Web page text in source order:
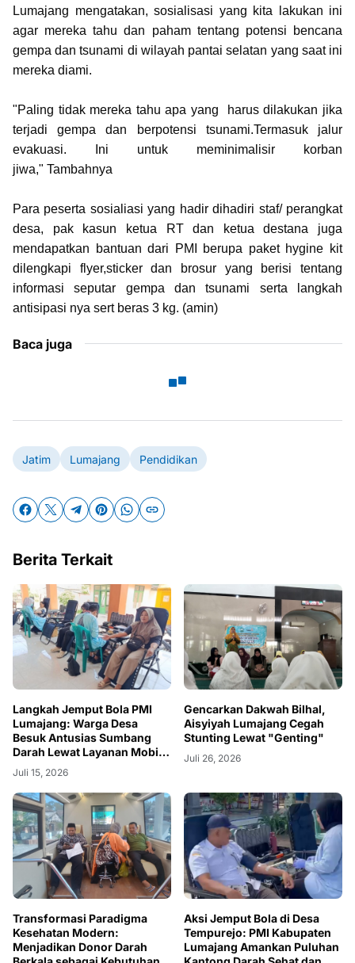
Lumajang mengatakan, sosialisasi yang kita lakukan ini
agar mereka tahu dan paham tentang potensi bencana
gempa dan tsunami di wilayah pantai selatan yang saat ini
mereka diami.
"Paling tidak mereka tahu apa yang harus dilakukan jika
terjadi gempa dan berpotensi tsunami.Termasuk jalur
evakuasi. Ini untuk meminimalisir korban
jiwa," Tambahnya
Para peserta sosialiasi yang hadir dihadiri staf/ perangkat
desa, pak kasun ketua RT dan ketua destana juga
mendapatkan bantuan dari PMI berupa paket hygine kit
dilengkapi flyer,sticker dan brosur yang berisi tentang
informasi seputar gempa dan tsunami serta langkah
antisipasi nya sert beras 3 kg. (amin)
Baca juga
Jatim Lumajang Pendidikan
Berita Terkait
Langkah Jemput Bola PMI
Lumajang: Warga Desa
Besuk Antusias Sumbang
Darah Lewat Layanan Mobile
Unit
Juli 15, 2026
Gencarkan Dakwah Bilhal,
Aisyiyah Lumajang Cegah
Stunting Lewat "Genting"
Juli 26, 2026
Transformasi Paradigma
Kesehatan Modern:
Menjadikan Donor Darah
Aksi Jemput Bola di Desa
Tempurejo: PMI Kabupaten
Lumajang Amankan Puluhan